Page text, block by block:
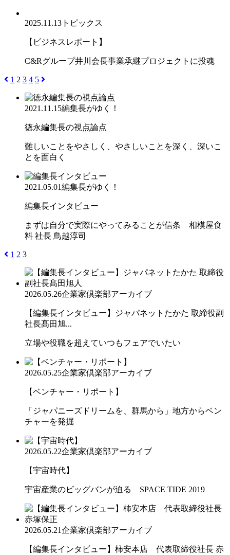
2025.11.13 トピックス
【ビジネスレポート】
C&Rグループ井川会長事業承継プロジェクトに投魂
1 2 3 4 5
2021.11.15編集長がゆく！
徳永編集長の視点論点
難しいことをやさしく、やさしいことを深く、深いこ
とを面白く
2021.05.01編集長がゆく！
編集長インタビュー
まずは自分で実際にやってみることが信条 相模屋食
料 社長 鳥越淳司
1 2 3
2026.05.26企業家倶楽部アーカイブ
【編集長インタビュー】ジャパネットたかた 取締役副
社長髙田旭...
立場や役職を超えていつもフェアでいたい
2026.05.25企業家倶楽部アーカイブ
【ベンチャー・リポート】
「ジャパニーズドリームを、群馬から」地方からベン
チャーを発掘
2026.05.22企業家倶楽部アーカイブ
【宇宙時代】
宇宙産業のビッグバンが迫る SPACE TIDE 2019
2026.05.21企業家倶楽部アーカイブ
【編集長インタビュー】柿安本店 代表取締役社長 赤